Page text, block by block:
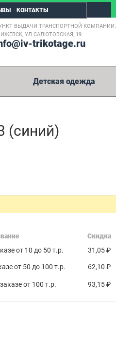
КОНТАКТЫ
ВЫДАЧИ ТРАНСПОРТНОЙ КОМПАНИИ:
ИЖЕВСК, УЛ САЛЮТОВСКАЯ, 19
trikotage.ru
Детская одежда
(синий)
Скидка
от 10 до 50 т.р.
31,05 ₽
от 50 до 100 т.р. 62,10 ₽
от 100 т.р. 93,15 ₽
с
СДЭК , DPD, а